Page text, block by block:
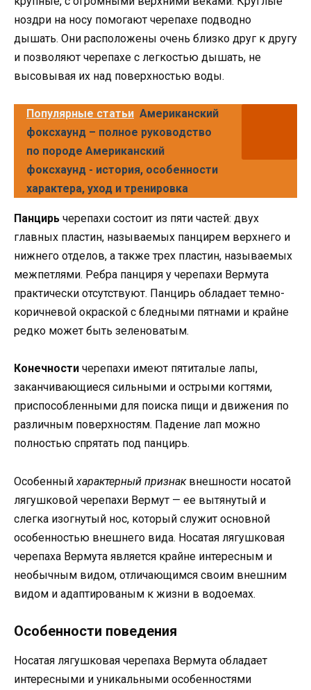
ноздри на носу помогают черепахе подводно
дышать. Они расположены очень близко друг к другу
и позволяют черепахе с легкостью дышать, не
высовывая их над поверхностью воды.
Популярные статьи Американский
фоксхаунд – полное руководство
по породе Американский
фоксхаунд - история, особенности
характера, уход и тренировка
Панцирь черепахи состоит из пяти частей: двух
главных пластин, называемых панцирем верхнего и
нижнего отделов, а также трех пластин, называемых
межпетлями. Ребра панциря у черепахи Вермута
практически отсутствуют. Панцирь обладает темно-
коричневой окраской с бледными пятнами и крайне
редко может быть зеленоватым.
Конечности черепахи имеют пятиталые лапы,
заканчивающиеся сильными и острыми когтями,
приспособленными для поиска пищи и движения по
различным поверхностям. Падение лап можно
полностью спрятать под панцирь.
Особенный характерный признаквнешности носатой
лягушковой черепахи Вермут — ее вытянутый и
слегка изогнутый нос, который служит основной
особенностью внешнего вида. Носатая лягушковая
черепаха Вермута является крайне интересным и
необычным видом, отличающимся своим внешним
видом и адаптированым к жизни в водоемах.
Особенности поведения
Носатая лягушковая черепаха Вермута обладает
интересными и уникальными особенностями